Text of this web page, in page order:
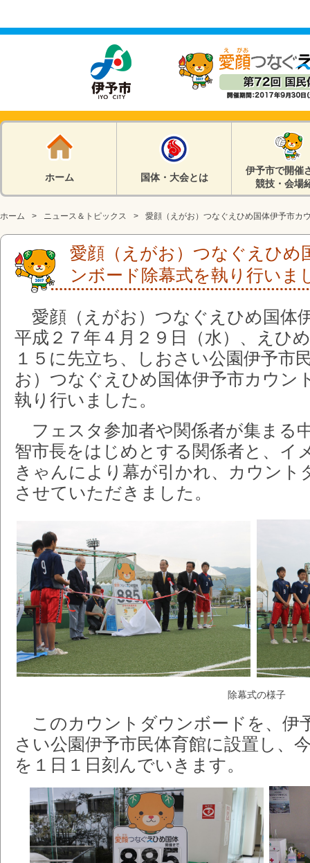
ホーム 国体・大会とは
伊予市で開催
競技・会場
ホーム ニュース＆トピックス 愛顔（えがお）つなぐえひめ国体伊予市カ
愛顔（えがお）つなぐえひめ
ンボード除幕式を執り行いま
愛顔（えがお）つなぐえひめ国体
平成２７年４月２９日（水）、えひ
１５に先立ち、しおさい公園伊予市
お）つなぐえひめ国体伊予市カウン
執り行いました。
フェスタ参加者や関係者が集まる
智市長をはじめとする関係者と、イ
きゃんにより幕が引かれ、カウント
させていただきました。
除幕式の様子
このカウントダウンボードを、伊
さい公園伊予市民体育館に設置し、
を１日１日刻んでいきます。